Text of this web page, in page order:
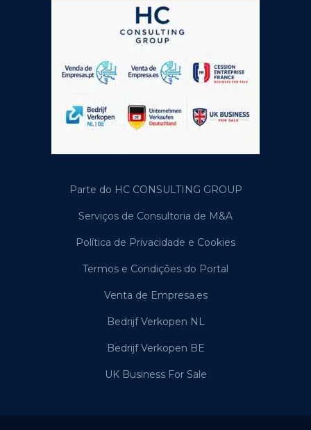
Parte do HC CONSULTING GROUP
Serviços de Consultoria de M&A
Política de Privacidade e Cookies
Termos e Condições do Portal
Venta de Empresa.es
Bedrijf Verkopen NL
Bedrijf Verkopen BE
UK Business For Sale